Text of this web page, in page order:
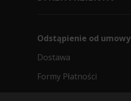
Odstąpienie od umowy
Dostawa
Formy Płatności